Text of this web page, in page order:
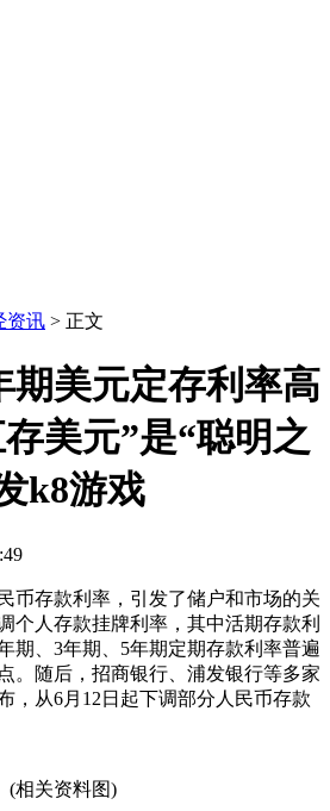
资讯 > 正文
期美元定存利率高
美元”是“聪明之
k8游戏
币存款利率，引发了储户和市场的关
个人存款挂牌利率，其中活期存款利
期、3年期、5年期定期存款利率普遍
。随后，招商银行、浦发银行等多家
，从6月12日起下调部分人民币存款
(相关资料图)